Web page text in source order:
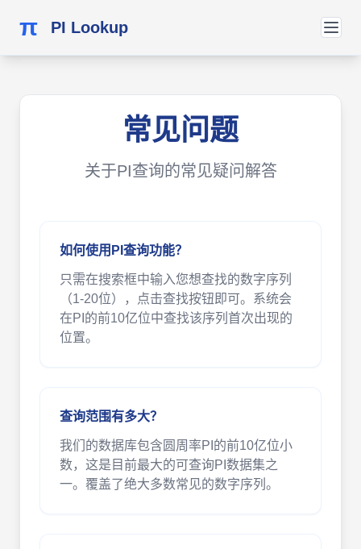
π PI Lookup
常见问题
关于PI查询的常见疑问解答
如何使用PI查询功能？
只需在搜索框中输入您想查找的数字序列
（1-20位），点击查找按钮即可。系统会
在PI的前10亿位中查找该序列首次出现的
位置。
查询范围有多大？
我们的数据库包含圆周率PI的前10亿位小
数，这是目前最大的可查询PI数据集之
一。覆盖了绝大多数常见的数字序列。